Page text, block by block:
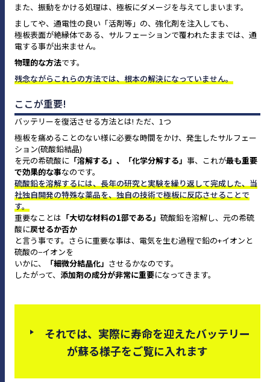
また、振動をかける処理は、極板にダメージを与えてしまいます。
ましてや、通電性の良い「活剤等」の、強化剤を注入しても、
極板表面が絶縁体である、サルフェーションで覆われたままでは、通
電する事が出来ません。
物理的な方法です。
残念ながらこれらの方法では、根本の解決になっていません。
ここが重要!
バッテリーを復活させる方法とは! ただ、1つ
極板を痛めることのない様に必要な時間をかけ、発生したサルフェー
ション(硫酸鉛結晶)
を元の希硫酸に 「溶解する」、「化学分解する」 事、これが最も重要
で効果的な事なのです。
硫酸鉛を溶解するには、長年の研究と実験を繰り返して完成した、当
社独自開発の特殊な薬品を、独自の技術で極板に反応させることで
す。
重要なことは 「大切な材料の1部である」 硫酸鉛を溶解し、元の希硫
酸に戻せるか否か
と言う事です。さらに重要な事は、電気を生む過程で鉛の+イオンと
硫酸の−イオンを
いかに、
「細微分結晶化」 させるかなのです。
したがって、 添加剤の成分が非常に重要になってきます。
それでは、実際に寿命を迎えたバッテリー
が蘇る様子をご覧に入れます